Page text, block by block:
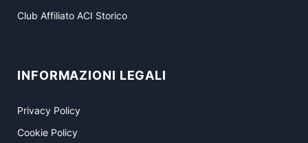
Club Affiliato ACI Storico
INFORMAZIONI LEGALI
Privacy Policy
Cookie Policy